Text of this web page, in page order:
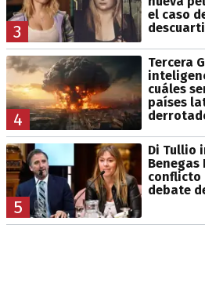
3
el caso
4
Tercera
cuáles
países
5
Di Tullio
Benegas
conflicto
debate